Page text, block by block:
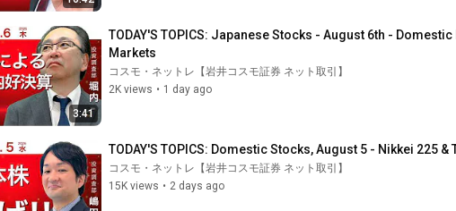
3:41
TODAY'S TOPICS: Japanese Stocks - August 6th -
Markets
コスモ・ネットレ【岩井コスモ証券 ネット取引】
2K views • 1 day ago
TODAY'S TOPICS: Domestic Stocks, August 5 - Nikkei 225
コスモ・ネットレ【岩井コスモ証券 ネット取引】
15K views • 2 days ago